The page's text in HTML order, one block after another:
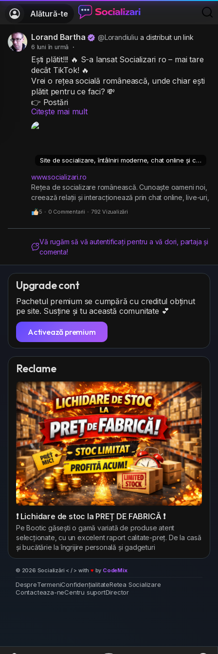
Alătură-te
Lorand Bartha @Lorandiuliu a distribuit un link
6 luni în urmă ·
Ești plătit!!! 🔥 S-a lansat Socializari ro – mai tare
decât TikTok! 🔥
Vrei o rețea socială românească, unde chiar ești
plătit pentru ce faci? 💸
👉 Postări
👉 Comentarii
👉 Vizionări
✅ Înscriere GRATUITĂ
✅ Platformă nouă, fără algoritmi enervanți
✅ Comunitate faină, în creștere rapidă
✅ Mult mai corectă decât TikTok
👉 Intră acum și creează-ți cont:
🔗https://www.socializari.ro/?ref=Lorandiuliu
mari șanse să câștigi!
Citește mai mult
Site de socializare, întâlniri moderne, chat online și câștiguri...
www.socializari.ro
Rețea de socializare românească. Cunoaște oameni noi,
creează relații și interacționează prin chat online, live-uri,
reel-uri, postări și mesaje. Câștigă postând!
5 · 0 Commentarii · 792 Vizualizări
Vă rugăm să vă autentificați pentru a vă dori, partaja și
comenta!
Upgrade cont
Pachetul premium se cumpără cu creditul obținut
pe site. Susține și tu această comunitate 💕
Activează premium
Reclame
❗ Lichidare de stoc la PREȚ DE FABRICĂ ❗
Pe Bootic găsești o gamă variată de produse atent
selecționate, cu un excelent raport calitate-preț. De la casă
și bucătărie la îngrijire personală și gadgeturi
© 2026 Socializări < / > with♥ by CodeMix
DespreTermeniConfidențialitateRetea Socializare
Contacteaza-neCentru suportDirector